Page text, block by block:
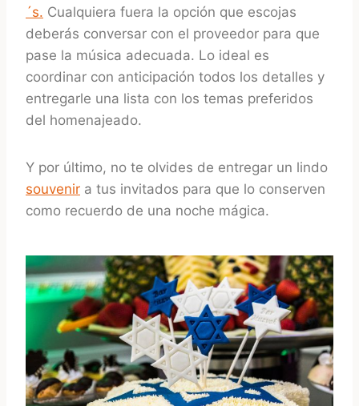
´s. Cualquiera fuera la opción que escojas
deberás conversar con el proveedor para que
pase la música adecuada. Lo ideal es
coordinar con anticipación todos los detalles y
entregarle una lista con los temas preferidos
del homenajeado.
Y por último, no te olvides de entregar un lindo
souvenir a tus invitados para que lo conserven
como recuerdo de una noche mágica.